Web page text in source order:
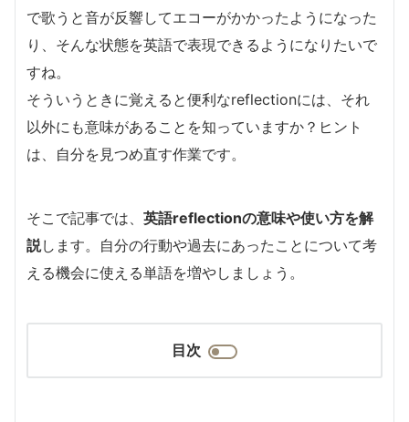
で歌うと音が反響してエコーがかかったようになった
り、そんな状態を英語で表現できるようになりたいで
すね。
そういうときに覚えると便利なreflectionには、それ
以外にも意味があることを知っていますか？ヒント
は、自分を見つめ直す作業です。
そこで記事では、 英語reflectionの意味や使い方を解
説します。自分の行動や過去にあったことについて考
える機会に使える単語を増やしましょう。
目次